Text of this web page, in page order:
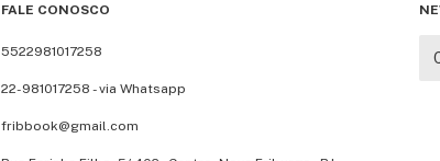
FALE CONOSCO
5522981017258
22-981017258 - via Whatsapp
fribbook@gmail.com